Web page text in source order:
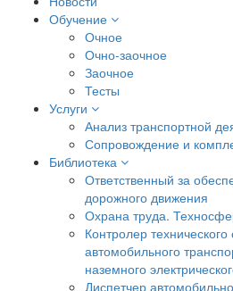
Обучение
Очное
Очно-заочное
Заочное
Тесты
Услуги
Анализ транспортной
Сопровождение и
Библиотека
Ответственный за
дорожного движения
Охрана труда.
Контролер технического
автомобильного
наземного
Диспетчер